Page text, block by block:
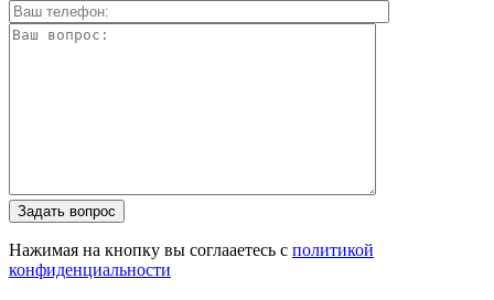
Задать вопрос
Нажимая на кнопку вы соглааетесь с политикой
конфиденциальности